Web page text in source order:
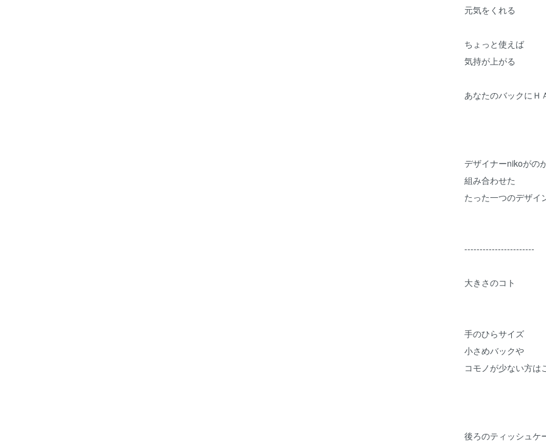
元気をくれる
ちょっと使えば
気持が上がる
あなたのバックにＨ
デザイナーnikoがの
組み合わせた
たった一つのデザイ
-----------------------
大きさのコト
手のひらサイズ
小さめバックや
コモノが少ない方は
後ろのティッシュケ